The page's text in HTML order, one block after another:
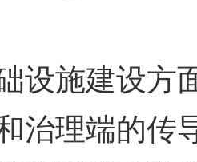
施建设方
治理端的传